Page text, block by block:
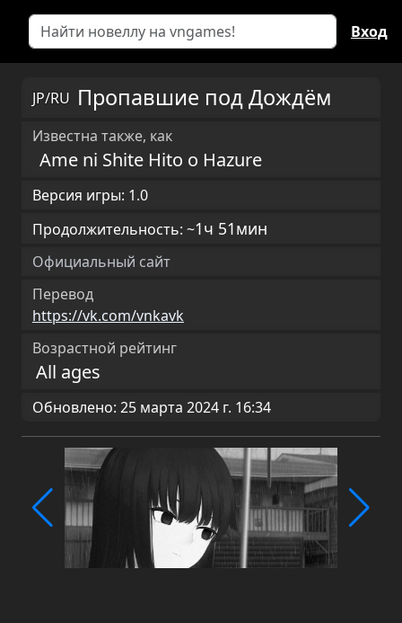
Вход
JP/RU Пропавшие под Дождём
Известна также, как
Ame ni Shite Hito o Hazure
Версия игры: 1.0
Продолжительность: ~1ч 51мин
Официальный сайт
Перевод
https://vk.com/vnkavk
Возрастной рейтинг
All ages
Обновлено: 25 марта 2024 г. 16:34